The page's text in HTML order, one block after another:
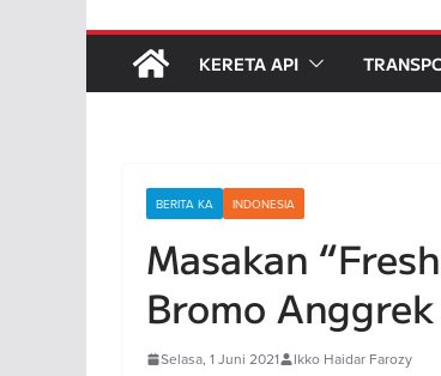
KERETA API
BERITA KA INDONESIA
Masakan
Bromo Anggrek
Selasa, 1 Juni 2021 Ikko Haidar Farozy